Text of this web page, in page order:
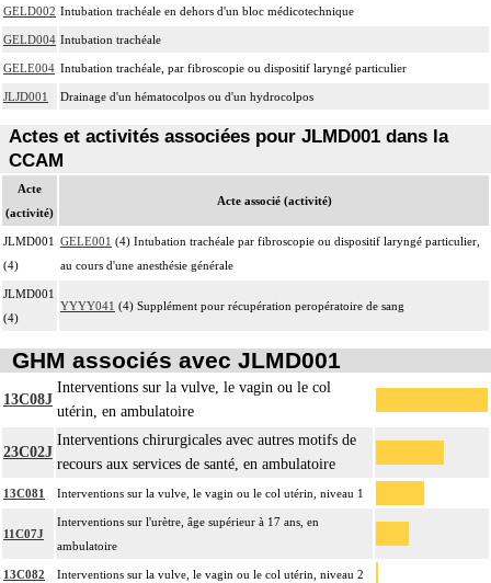
GELD002 Intubation trachéale en dehors d'un bloc médicotechnique
GELD004 Intubation trachéale
GELE004 Intubation trachéale, par fibroscopie ou dispositif laryngé particulier
JLJD001 Drainage d'un hématocolpos ou d'un hydrocolpos
Actes et activités associées pour JLMD001 dans la
CCAM
Acte
(activité)
Acte associé (activité)
JLMD001
(4)
GELE001 (4) Intubation trachéale par fibroscopie ou dispositif laryngé particulier,
au cours d'une anesthésie générale
JLMD001
(4)
YYYY041 (4) Supplément pour récupération peropératoire de sang
GHM associés avec JLMD001
13C08J
Interventions sur la vulve, le vagin ou le col
utérin, en ambulatoire
23C02J
Interventions chirurgicales avec autres motifs de
recours aux services de santé, en ambulatoire
13C081 Interventions sur la vulve, le vagin ou le col utérin, niveau 1
11C07J
Interventions sur l'urètre, âge supérieur à 17 ans, en
ambulatoire
13C082 Interventions sur la vulve, le vagin ou le col utérin, niveau 2